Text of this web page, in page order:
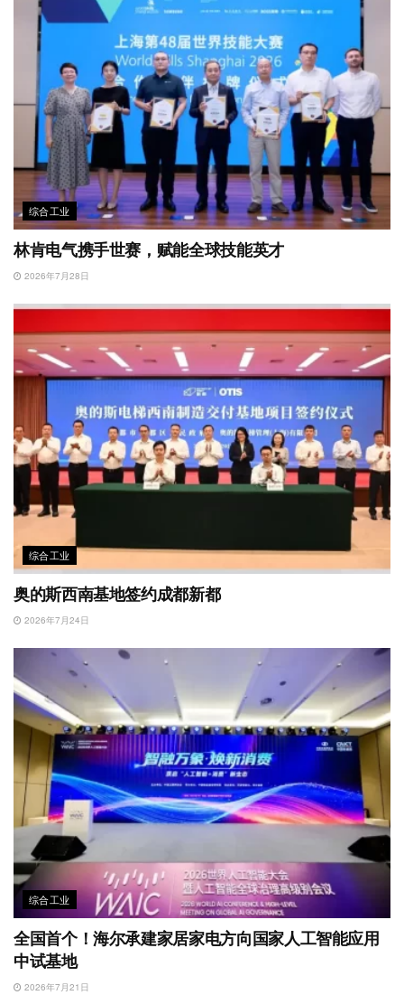
综合工业
林肯电气携手世赛，赋能全球技能英才
2026年7月28日
综合工业
奥的斯西南基地签约成都新都
2026年7月24日
综合工业
全国首个！海尔承建家居家电方向国家人工智能应用
中试基地
2026年7月21日